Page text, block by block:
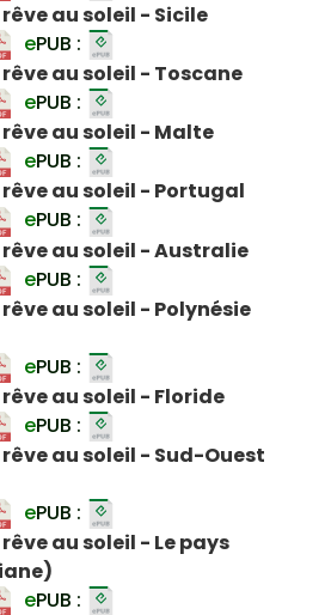
au soleil - Sicile
ePUB :
au soleil - Toscane
ePUB :
au soleil - Malte
ePUB :
au soleil - Portugal
ePUB :
au soleil - Australie
ePUB :
au soleil - Polynésie
ePUB :
au soleil - Floride
ePUB :
au soleil - Sud-Ouest
ePUB :
au soleil - Le pays
ePUB :